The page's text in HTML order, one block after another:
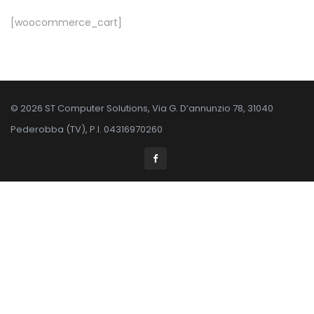
[woocommerce_cart]
© 2026 ST Computer Solutions, Via G. D’annunzio 78, 31040
Pederobba (TV), P.I. 04316970260